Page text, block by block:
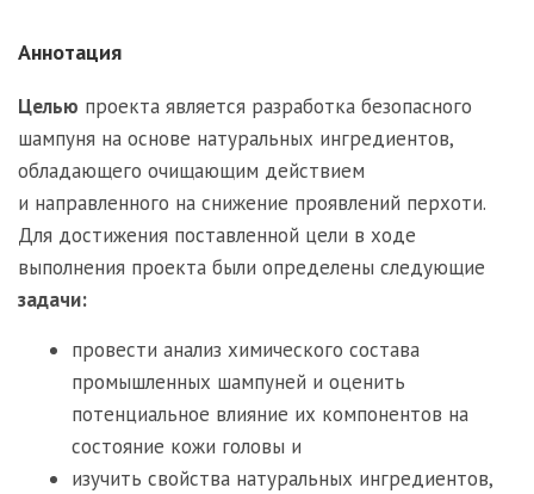
Аннотация
Целью проекта является разработка безопасного
шампуня на основе натуральных ингредиентов,
обладающего очищающим действием
и направленного на снижение проявлений перхоти.
Для достижения поставленной цели в ходе
выполнения проекта были определены следующие
задачи:
провести анализ химического состава
промышленных шампуней и оценить
потенциальное влияние их компонентов на
состояние кожи головы и
изучить свойства натуральных ингредиентов,